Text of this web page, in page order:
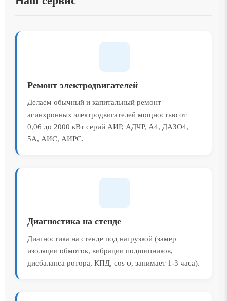
Ремонт электродвигателей
Делаем обычный и капитальный ремонт
асинхронных электродвигателей мощностью от
0,06 до 2000 кВт серий АИР, АДЧР, А4, ДАЗО4,
5А, АИС, АИРС.
Диагностика на стенде
Диагностика на стенде под нагрузкой (замер
изоляции обмоток, вибрации подшипников,
дисбаланса ротора, КПД, cos φ, занимает 1-3 часа).